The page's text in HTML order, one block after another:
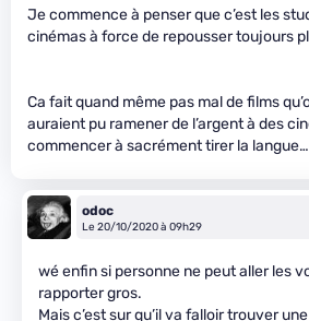
Je commence à penser que c’est les
cinémas à force de repousser toujours
Ca fait quand même pas mal de films
auraient pu ramener de l’argent à des
commencer à sacrément tirer la langue…
odoc
Le 20/10/2020 à 09h29
wé enfin si personne ne peut aller les
rapporter gros.
Mais c’est sur qu’il va falloir trouver